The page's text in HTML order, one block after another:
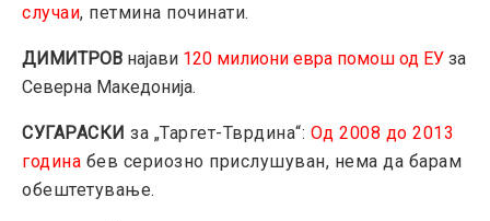
случаи, петмина починати.
ДИМИТРОВ најави 120 милиони евра помош од ЕУ за
Северна Македонија.
СУГАРАСКИ за „Таргет-Тврдина“: Од 2008 до 2013
година бев сериозно прислушуван, нема да барам
обештетување.